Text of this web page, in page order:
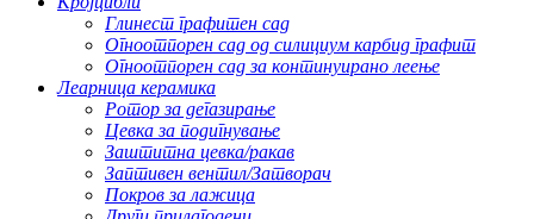
Глинест графитен сад
Огноотпорен сад од силициум карбид графит
Огноотпорен сад за континуирано леење
Леарница керамика
Ротор за дегазирање
Цевка за подигнување
Заштитна цевка/ракав
Заптивен вентил/Затворач
Покров за лажица